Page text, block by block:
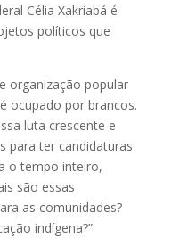
Célia Xakriabá é
políticos que
organização popular
ocupado por brancos.
luta crescente e
para ter candidaturas
o tempo inteiro,
são essas
as comunidades?
indígena?”